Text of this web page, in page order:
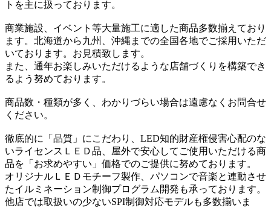
トを主に扱っております。
商業施設、イベント等大量施工に適した商品多数揃えており
ます。北海道から九州、沖縄までの全国各地でご採用いただ
いております。お見積致します。
また、通年お楽しみいただけるような店舗づくりを構築でき
るよう努めております。
商品数・種類が多く、わかりづらい場合は遠慮なくお問合せ
ください。
徹底的に「品質」にこだわり、LED知的財産権侵害心配のな
いライセンスＬＥＤ品、屋外で安心してご使用いただける商
品を「お求めやすい」価格でのご提供に努めております。
オリジナルＬＥＤモチーフ製作、パソコンで音楽と連動させ
たイルミネーション制御プログラム開発も承っております。
他店では取扱いの少ないSPI制御対応モデルも多数揃いま